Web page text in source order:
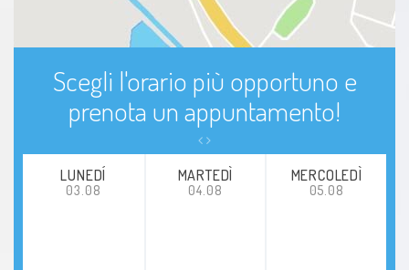
Scegli l'orario più opportuno e
prenota un appuntamento!
LUNEDÍ
03.08
MARTEDÌ
04.08
MERCOLEDÌ
05.08